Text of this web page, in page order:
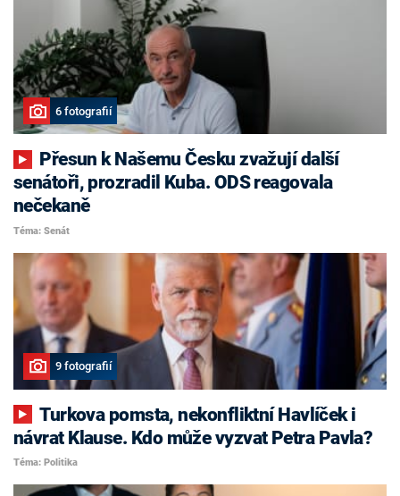
6 fotografií
senátoři, prozradil Kuba. ODS reagovala
nečekaně
Téma: Senát
9 fotografií
Turkova pomsta, nekonfliktní Havlíček i
návrat Klause. Kdo může vyzvat Petra Pavla?
Téma: Politika